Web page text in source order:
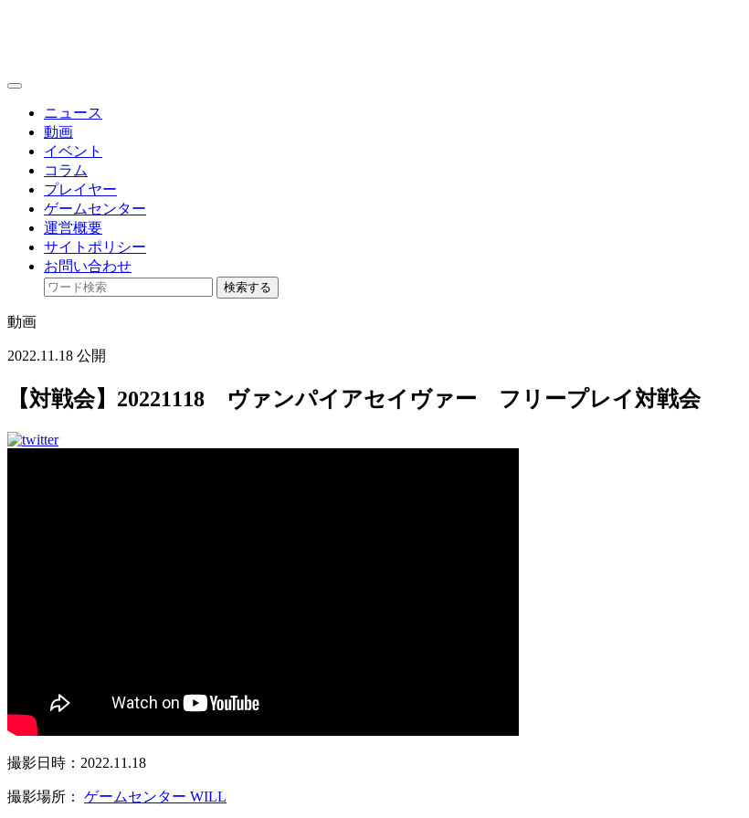
toggle
ニュース
動画
イベント
コラム
プレイヤー
ゲームセンター
運営概要
サイトポリシー
お問い合わせ
検索する
動画
2022.11.18 公開
【対戦会】20221118 ヴァンパイアセイヴァー フリープレイ対戦会
撮影日時：2022.11.18
撮影場所： ゲームセンター WILL